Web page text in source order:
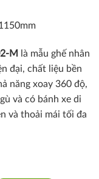
M
là mẫu ghế nhân
đại, chất liệu bền
năng xoay 360 độ,
và có bánh xe di
và thoải mái tối đa